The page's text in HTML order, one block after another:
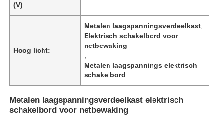
(V)
Hoog licht:
Metalen laagspanningsverdeelkast
Elektrisch schakelbord voor
netbewaking
Metalen laagspannings elektrisch
schakelbord
Metalen laagspanningsverdeelkast elektrisch
schakelbord voor netbewaking